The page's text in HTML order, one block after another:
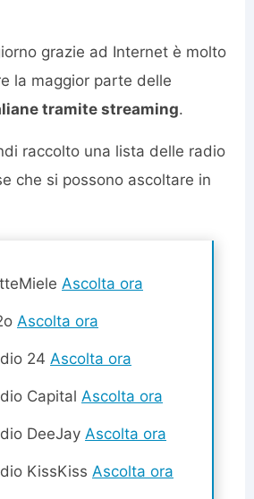
grazie ad Internet è molto
la maggior parte delle
tramite streaming.
raccolto una lista delle radio
che si possono ascoltare in
Ascolta ora
Ascolta ora
24 Ascolta ora
Capital Ascolta ora
DeeJay Ascolta ora
KissKiss Ascolta ora